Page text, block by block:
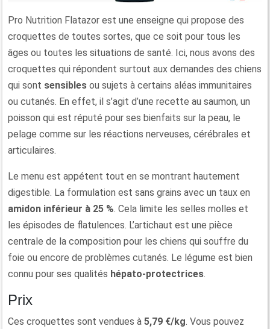
Pro Nutrition Flatazor est une enseigne qui propose des
croquettes de toutes sortes, que ce soit pour tous les
âges ou toutes les situations de santé. Ici, nous avons des
croquettes qui répondent surtout aux demandes des chiens
qui sont sensibles ou sujets à certains aléas immunitaires
ou cutanés. En effet, il s’agit d’une recette au saumon, un
poisson qui est réputé pour ses bienfaits sur la peau, le
pelage comme sur les réactions nerveuses, cérébrales et
articulaires.
Le menu est appétent tout en se montrant hautement
digestible. La formulation est sans grains avec un taux en
amidon inférieur à 25 %. Cela limite les selles molles et
les épisodes de flatulences. L’artichaut est une pièce
centrale de la composition pour les chiens qui souffre du
foie ou encore de problèmes cutanés. Le légume est bien
connu pour ses qualités hépato-protectrices.
Prix
Ces croquettes sont vendues à 5,79 €/kg. Vous pouvez